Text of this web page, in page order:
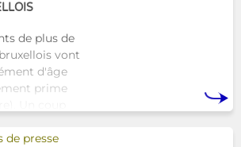
de plus de
vont
d'âge
prime
de presse